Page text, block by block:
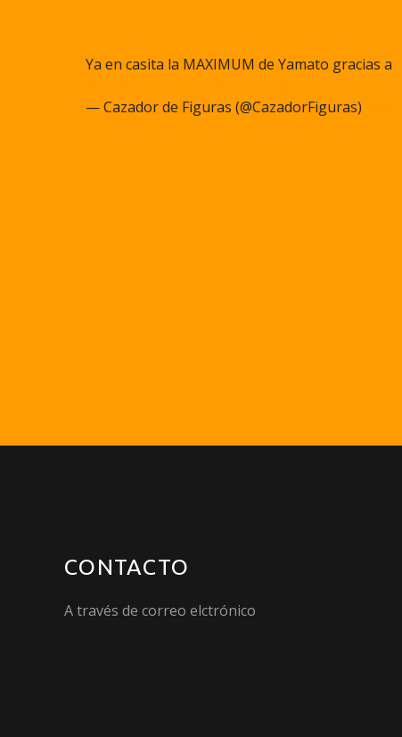
Ya en casita la MAXIMUM de Yamato gracias a
— Cazador de Figuras (@CazadorFiguras)
CONTACTO
A través de correo elctrónico